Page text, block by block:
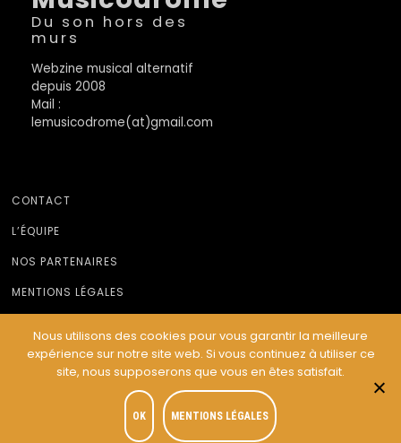
Du son hors des
murs
Webzine musical alternatif
depuis 2008
Mail :
lemusicodrome(at)gmail.com
CONTACT
L’ÉQUIPE
NOS PARTENAIRES
MENTIONS LÉGALES
© Le Musicodrome 2022 - Webdesign :Cereal Concept
Nous utilisons des cookies pour vous garantir la meilleure
expérience sur notre site web. Si vous continuez à utiliser ce
site, nous supposerons que vous en êtes satisfait.
OK MENTIONS LÉGALES